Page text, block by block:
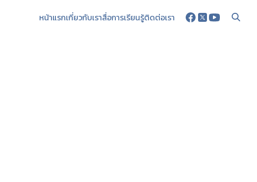
หน้าแรกเกี่ยวกับเราสื่อการเรียนรู้ติดต่อเรา